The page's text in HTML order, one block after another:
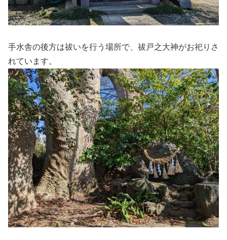
手水舎の後方は祓いを行う場所で、祓戸之大神がお祀りさ
れています。